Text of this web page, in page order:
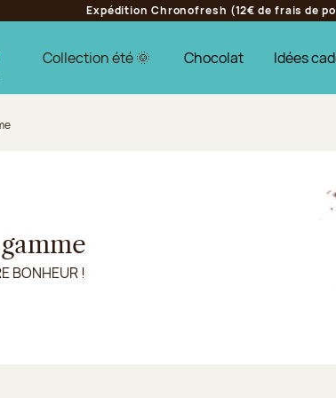
Expédition Chronofresh (12€ de frais de
Collection été 🌞 Chocolat Idées
BONHEUR !